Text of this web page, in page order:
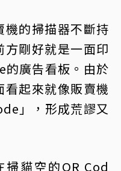
的掃描器不斷持
剛好就是一面印
的廣告看板。由於
起來就像販賣機
」，形成荒謬又
貓空的QR Cod